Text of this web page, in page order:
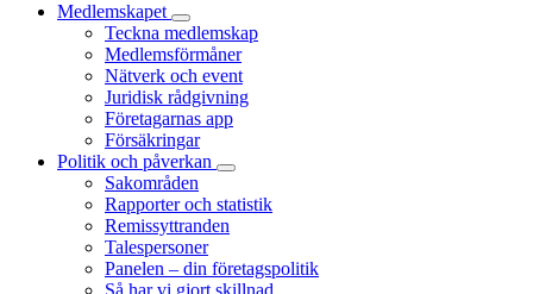
Medlemskapet
Teckna medlemskap
Medlemsförmåner
Nätverk och event
Juridisk rådgivning
Företagarnas app
Försäkringar
Politik och påverkan
Sakområden
Rapporter och statistik
Remissyttranden
Talespersoner
Panelen – din företagspolitik
Så har vi gjort skillnad